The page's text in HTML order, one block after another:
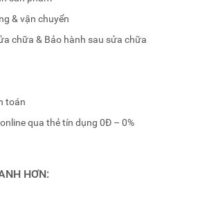
& vận chuyển
chữa & Bảo hành sau sửa chữa
toán
qua thẻ tín dụng 0Đ – 0%
HƠN: